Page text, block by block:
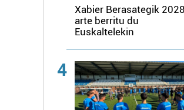
Xabier Berasategik
arte berritu du
Euskaltelekin
4